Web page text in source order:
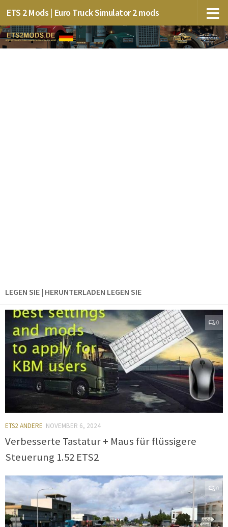
ETS 2 Mods | Euro Truck Simulator 2 mods
LEGEN SIE | HERUNTERLADEN LEGEN SIE
0
ETS2 ANDERE NOVEMBER 6, 2024
Verbesserte Tastatur + Maus für flüssigere
Steuerung 1.52 ETS2
0